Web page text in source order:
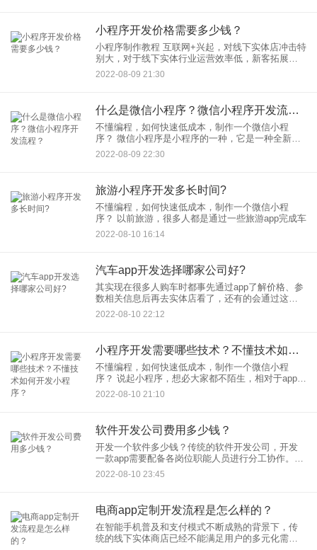
小程序开发价格需要多少钱？
小程序制作教程 互联网+兴起，对线下实体店冲击特
别大，对于线下实体行业运营效率低，新客拓展
难，老客等问题，小程序的出现给企业带来不少商
机，那如何开发小程序，小程序开发需要多
2022-08-09 21:30
什么是微信小程序？微信小程序开发流程？
不懂编程，如何快速低成本，制作一个微信小程
序？ 微信小程序是小程序的一种，它是一种全新的
应用，不用下载安装，直接通过微信内置的
2022-08-09 22:30
旅游小程序开发多长时间?
不懂编程，如何快速低成本，制作一个微信小程
序？ 以前旅游，很多人都是通过一些旅游app完成车
2022-08-10 16:14
汽车app开发选择哪家公司好?
其实现在很多人购车时都事先通过app了解价格、参
数相关信息后再去实体店看了，还有的会通过这些
汽车app来查看相关汽车资讯等，那么如果开发这类
汽车app，选择哪家公司比较好呢？
2022-08-10 22:12
小程序开发需要哪些技术？不懂技术如何开发小程序？
不懂编程，如何快速低成本，制作一个微信小程
序？ 说起小程序，想必大家都不陌生，相对于app来
说，小程序不仅具有app的很多功能，而且无需下载
安装、用完即走
2022-08-10 21:10
软件开发公司费用多少钱？
开发一个软件多少钱？传统的软件开发公司，开发
一款app需要配备各岗位职能人员进行分工协作。通
常需要市场经理、产品经理、UI设计师、前端开发
工程师、ios/安卓开发工程师、后端开发工程师、
2022-08-10 23:45
电商app定制开发流程是怎么样的？
在智能手机普及和支付模式不断成熟的背景下，传
统的线下实体商店已经不能满足用户的多元化需